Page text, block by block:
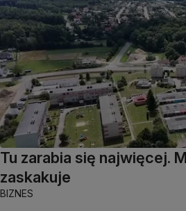
Tu zarabia się najwięcej.
zaskakuje
BIZNES